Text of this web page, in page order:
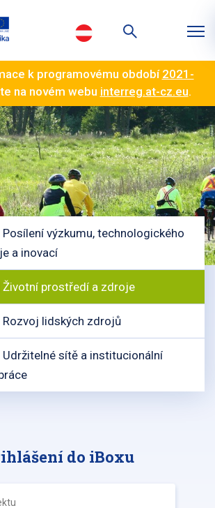
k programovému období2021-
na novém webu interreg.at-cz.eu.
Posílení výzkumu, technologického
a inovací
Životní prostředí a zdroje
Rozvoj lidských zdrojů
Udržitelné sítě a institucionální
do iBoxu